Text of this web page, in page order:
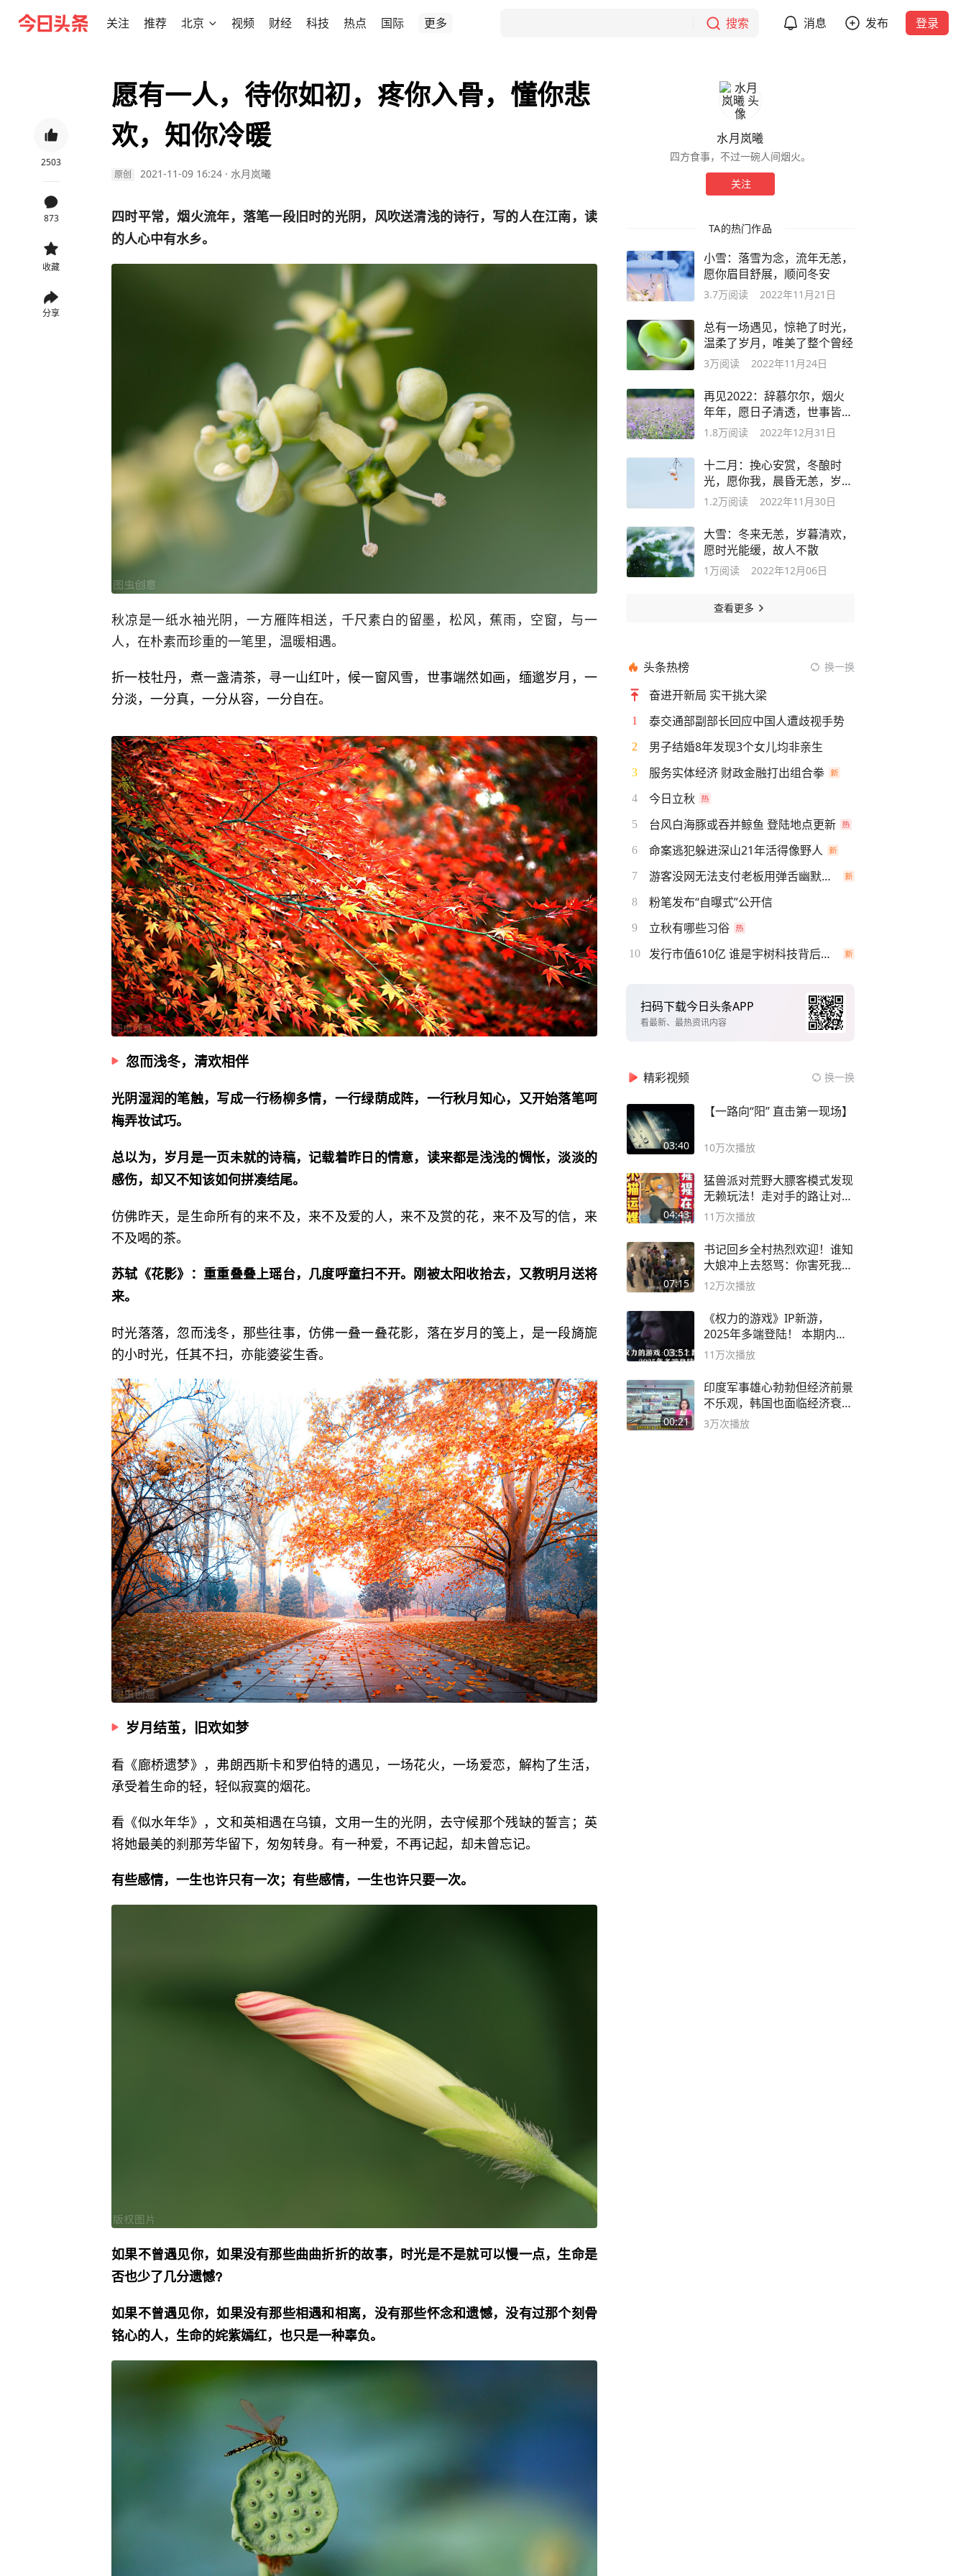
关注 推荐 北京 视频 财经 科技 热点 国际 更多 搜索 消息 发布 登录
2503
873
收藏
分享
愿有一人，待你如初，疼你入骨，懂你悲
欢，知你冷暖
原创 2021-11-09 16:24 · 水月岚曦
四时平常，烟火流年，落笔一段旧时的光阴，风吹送清浅的诗行，写的人在江南，读
的人心中有水乡。
秋凉是一纸水袖光阴，一方雁阵相送，千尺素白的留墨，松风，蕉雨，空窗，与一
人，在朴素而珍重的一笔里，温暖相遇。
折一枝牡丹，煮一盏清茶，寻一山红叶，候一窗风雪，世事端然如画，缅邈岁月，一
分淡，一分真，一分从容，一分自在。
忽而浅冬，清欢相伴
光阴湿润的笔触，写成一行杨柳多情，一行绿荫成阵，一行秋月知心，又开始落笔呵
梅弄妆试巧。
总以为，岁月是一页未就的诗稿，记载着昨日的情意，读来都是浅浅的惆怅，淡淡的
感伤，却又不知该如何拼凑结尾。
仿佛昨天，是生命所有的来不及，来不及爱的人，来不及赏的花，来不及写的信，来
不及喝的茶。
苏轼《花影》：重重叠叠上瑶台，几度呼童扫不开。刚被太阳收拾去，又教明月送将
来。
时光落落，忽而浅冬，那些往事，仿佛一叠一叠花影，落在岁月的笺上，是一段旖旎
的小时光，任其不扫，亦能婆娑生香。
岁月结茧，旧欢如梦
看《廊桥遗梦》，弗朗西斯卡和罗伯特的遇见，一场花火，一场爱恋，解构了生活，
承受着生命的轻，轻似寂寞的烟花。
看《似水年华》，文和英相遇在乌镇，文用一生的光阴，去守候那个残缺的誓言；英
将她最美的刹那芳华留下，匆匆转身。有一种爱，不再记起，却未曾忘记。
有些感情，一生也许只有一次；有些感情，一生也许只要一次。
如果不曾遇见你，如果没有那些曲曲折折的故事，时光是不是就可以慢一点，生命是
否也少了几分遗憾?
如果不曾遇见你，如果没有那些相遇和相离，没有那些怀念和遗憾，没有过那个刻骨
铭心的人，生命的姹紫嫣红，也只是一种辜负。
水月岚曦
四方食事，不过一碗人间烟火。
关注
TA的热门作品
小雪：落雪为念，流年无恙，
愿你眉目舒展，顺问冬安
3.7万阅读 2022年11月21日
总有一场遇见，惊艳了时光，
温柔了岁月，唯美了整个曾经
3万阅读 2022年11月24日
再见2022：辞慕尔尔，烟火
年年，愿日子清透，世事皆温
柔
1.8万阅读 2022年12月31日
十二月：挽心安赏，冬酿时
光，愿你我，晨昏无恙，岁月
不惊
1.2万阅读 2022年11月30日
大雪：冬来无恙，岁暮清欢，
愿时光能缓，故人不散
1万阅读 2022年12月06日
查看更多
头条热榜 换一换
奋进开新局 实干挑大梁
1 泰交通部副部长回应中国人遭歧视手势
2 男子结婚8年发现3个女儿均非亲生
3 服务实体经济 财政金融打出组合拳
4 今日立秋
5 台风白海豚或吞并鲸鱼 登陆地点更新
6 命案逃犯躲进深山21年活得像野人
7 游客没网无法支付老板用弹舌幽默化解
8 粉笔发布“自曝式”公开信
9 立秋有哪些习俗
10 发行市值610亿 谁是宇树科技背后赢家
扫码下载今日头条APP
看最新、最热资讯内容
精彩视频 换一换
03:40
【一路向“阳” 直击第一现场】
10万次播放
04:43
猛兽派对荒野大膘客模式发现
无赖玩法！走对手的路让对手
无路可走
11万次播放
07:15
书记回乡全村热烈欢迎！谁知
大娘冲上去怒骂：你害死我儿
子
12万次播放
03:51
《权力的游戏》IP新游，
2025年多端登陆！ 本期内容
概要
11万次播放
00:21
印度军事雄心勃勃但经济前景
不乐观，韩国也面临经济衰退
风险
3万次播放